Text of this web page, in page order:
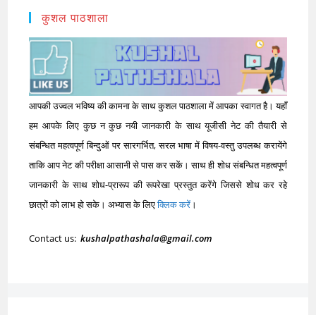
कुशल पाठशाला
आपकी उज्वल भविष्य की कामना के साथ कुशल पाठशाला में आपका स्वागत है। यहाँ
हम आपके लिए कुछ न कुछ नयी जानकारी के साथ यूजीसी नेट की तैयारी से
संबन्धित महत्वपूर्ण बिन्दुओं पर सारगर्भित, सरल भाषा में विषय-वस्तु उपलब्ध करायेंगे
ताकि आप नेट की परीक्षा आसानी से पास कर सकें। साथ ही शोध संबन्धित महत्वपूर्ण
जानकारी के साथ शोध-प्रारूप की रूपरेखा प्रस्तुत करेंगे जिससे शोध कर रहे
छात्रों को लाभ हो सके। अभ्यास के लिएक्लिक करें ।
Contact us:kushalpathashala@gmail.com